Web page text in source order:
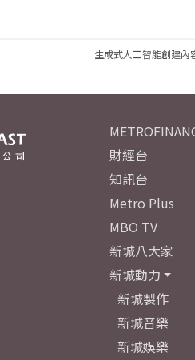
生成式人工智能創建內
財經台
知訊台
Metro Plus
MBO TV
新城八大家
新城動力
新城製作
新城音樂
新城娛樂